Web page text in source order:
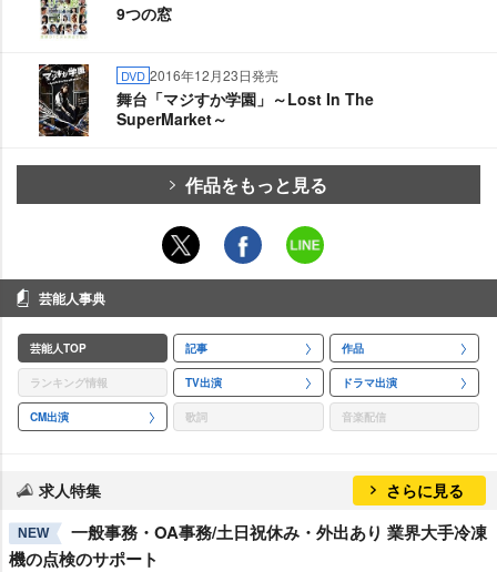
9つの窓
DVD 2016年12月23日発売
舞台「マジすか学園」～Lost In The
SuperMarket～
作品をもっと見る
芸能人事典
芸能人TOP 記事 作品
ランキング情報 TV出演 ドラマ出演
CM出演 歌詞 音楽配信
求人特集 さらに見る
NEW
一般事務・OA事務/土日祝休み・外出あり 業界大手冷凍
機の点検のサポート